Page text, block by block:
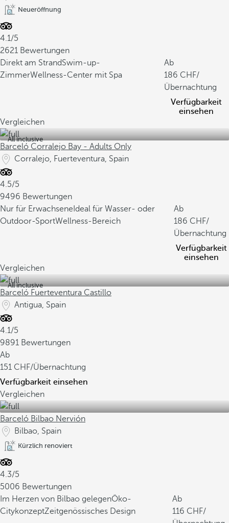
Neueröffnung
4.1/5
2621 Bewertungen
Direkt am StrandSwim-up-
ZimmerWellness-Center mit Spa
Ab
186
/
Übernachtung
Verfügbarkeit
einsehen
Vergleichen
All inclusive
Barceló Corralejo Bay - Adults Only
Corralejo, Fuerteventura, Spain
4.5/5
9496 Bewertungen
Nur für Erwachsene Ideal für Wasser- oder
Outdoor-SportWellness-Bereich
Ab
186
/
Übernachtung
Verfügbarkeit
einsehen
Vergleichen
All inclusive
Barceló Fuerteventura Castillo
Antigua, Spain
4.1/5
9891 Bewertungen
Ab
151
/Übernachtung
Verfügbarkeit einsehen
Vergleichen
Barceló Bilbao Nervión
Bilbao, Spain
Kürzlich renoviert
4.3/5
5006 Bewertungen
Im Herzen von Bilbao gelegenÖko-
CitykonzeptZeitgenössisches Design
Ab
116
/